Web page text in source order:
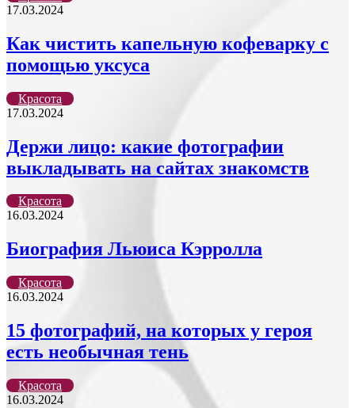
17.03.2024
Как чистить капельную кофеварку с
помощью уксуса
Красота
17.03.2024
Держи лицо: какие фотографии
выкладывать на сайтах знакомств
Красота
16.03.2024
Биография Льюиса Кэрролла
Красота
16.03.2024
15 фотографий, на которых у героя
есть необычная тень
Красота
16.03.2024